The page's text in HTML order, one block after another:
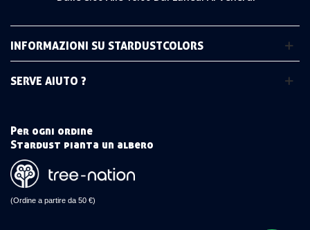
INFORMAZIONI SU STARDUSTCOLORS
SERVE AIUTO ?
Per ogni ordine
Stardust pianta un albero
(Ordine a partire da 50 €)